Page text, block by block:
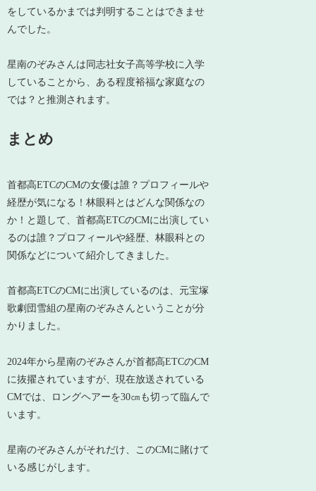
をしているかまでは判明することはできませ
んでした。
星南のぞみさんは同志社女子高等学校に入学
していることから、ある程度裕福な家庭なの
では？ と推測されます。
まとめ
首都高ETCのCMの女優は誰？プロフィールや
経歴が気になる！林眼科とはどんな関係なの
か！と題して、首都高ETCのCMに出演してい
るのは誰？プロフィールや経歴、林眼科との
関係などについて紹介してきました。
首都高ETCのCMに出演しているのは、元宝塚
歌劇団雪組の星南のぞみさんということが分
かりました。
2024年から星南のぞみさんが首都高ETCのCM
に抜擢されていますが、現在放送されている
CMでは、ロングヘアーを30㎝も切って臨んで
います。
星南のぞみさんがそれだけ、このCMに賭けて
いる感じがします。